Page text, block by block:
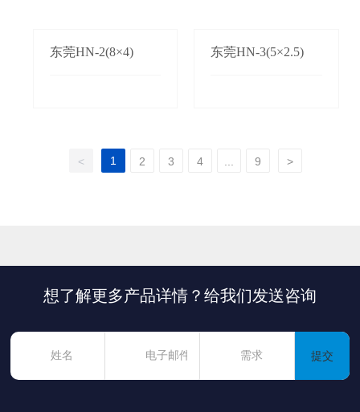
东莞HN-2(8×4) 东莞HN-3(5×2.5)
< 1 2 3 4 9 >
想了解更多产品详情？给我们发送咨询
提交